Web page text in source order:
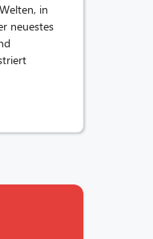
in
neuestes